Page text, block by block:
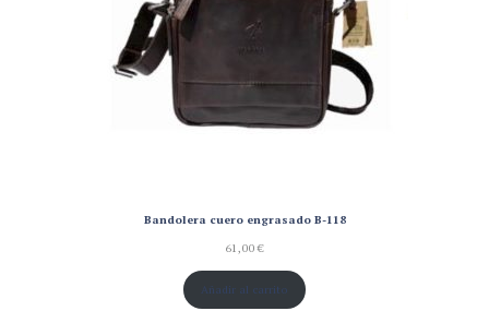
Bandolera cuero engrasado B-118
61,00€
Añadir al carrito